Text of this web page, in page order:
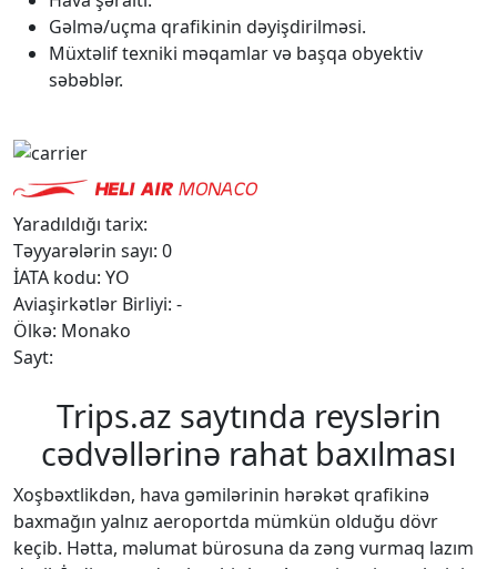
Gəlmə/uçma qrafikinin dəyişdirilməsi.
Müxtəlif texniki məqamlar və başqa obyektiv
səbəblər.
Yaradıldığı tarix:
Təyyarələrin sayı: 0
İATA kodu: YO
Aviaşirkətlər Birliyi: -
Ölkə: Monako
Sayt:
Trips.az saytında reyslərin
cədvəllərinə rahat baxılması
Xoşbəxtlikdən, hava gəmilərinin hərəkət qrafikinə
baxmağın yalnız aeroportda mümkün olduğu dövr
keçib. Hətta, məlumat bürosuna da zəng vurmaq lazım